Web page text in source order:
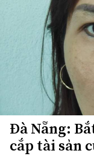
Đà Nẵng:
cắp tài sản